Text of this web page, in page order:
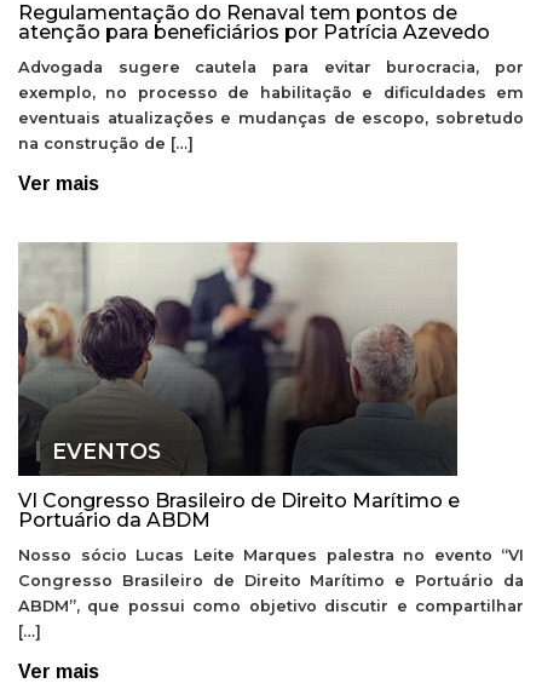
Regulamentação do Renaval tem pontos de
atenção para beneficiários por Patrícia Azevedo
Advogada sugere cautela para evitar burocracia, por
exemplo, no processo de habilitação e dificuldades em
eventuais atualizações e mudanças de escopo, sobretudo
na construção de […]
Ver mais
EVENTOS
VI Congresso Brasileiro de Direito Marítimo e
Portuário da ABDM
Nosso sócio Lucas Leite Marques palestra no evento “VI
Congresso Brasileiro de Direito Marítimo e Portuário da
ABDM”, que possui como objetivo discutir e compartilhar
[…]
Ver mais